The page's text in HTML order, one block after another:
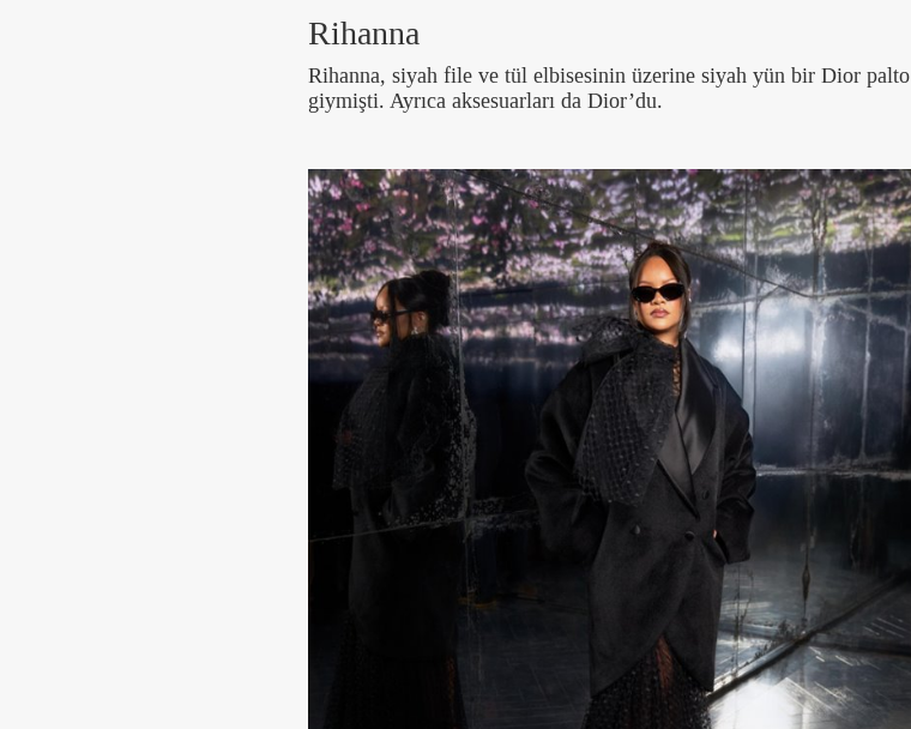
Rihanna
Rihanna, siyah file ve tül elbisesinin üzerine siyah yün bir Dior palto
giymişti. Ayrıca aksesuarları da Dior’du.